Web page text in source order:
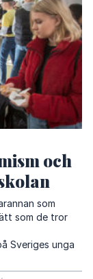
och
som
som de tror
Sveriges unga